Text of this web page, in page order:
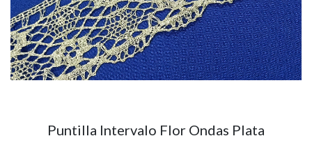
Puntilla Intervalo Flor Ondas Plata